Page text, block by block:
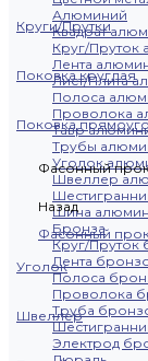
Алюминий
Квадрат
Круг/Пруток
Лента
Лист/Плита
Полоса
Проволока
Тавр
Трубы
Уголок
Швеллер
Шина
Бронза
Круг/Пруток
Лента
Полоса
Проволока
Труба
Электрод
Круги/Прутки
Поковка круглая
Поковка
Фасонный
Назад
Фасонный
Уголок
Швеллер